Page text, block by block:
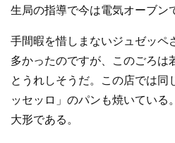
生局の指導で今は電気オーブン
手間暇を惜しまないジュゼッペ
多かったのですが、このごろは
とうれしそうだ。この店では同
ッセッロ」のパンも焼いている
大形である。